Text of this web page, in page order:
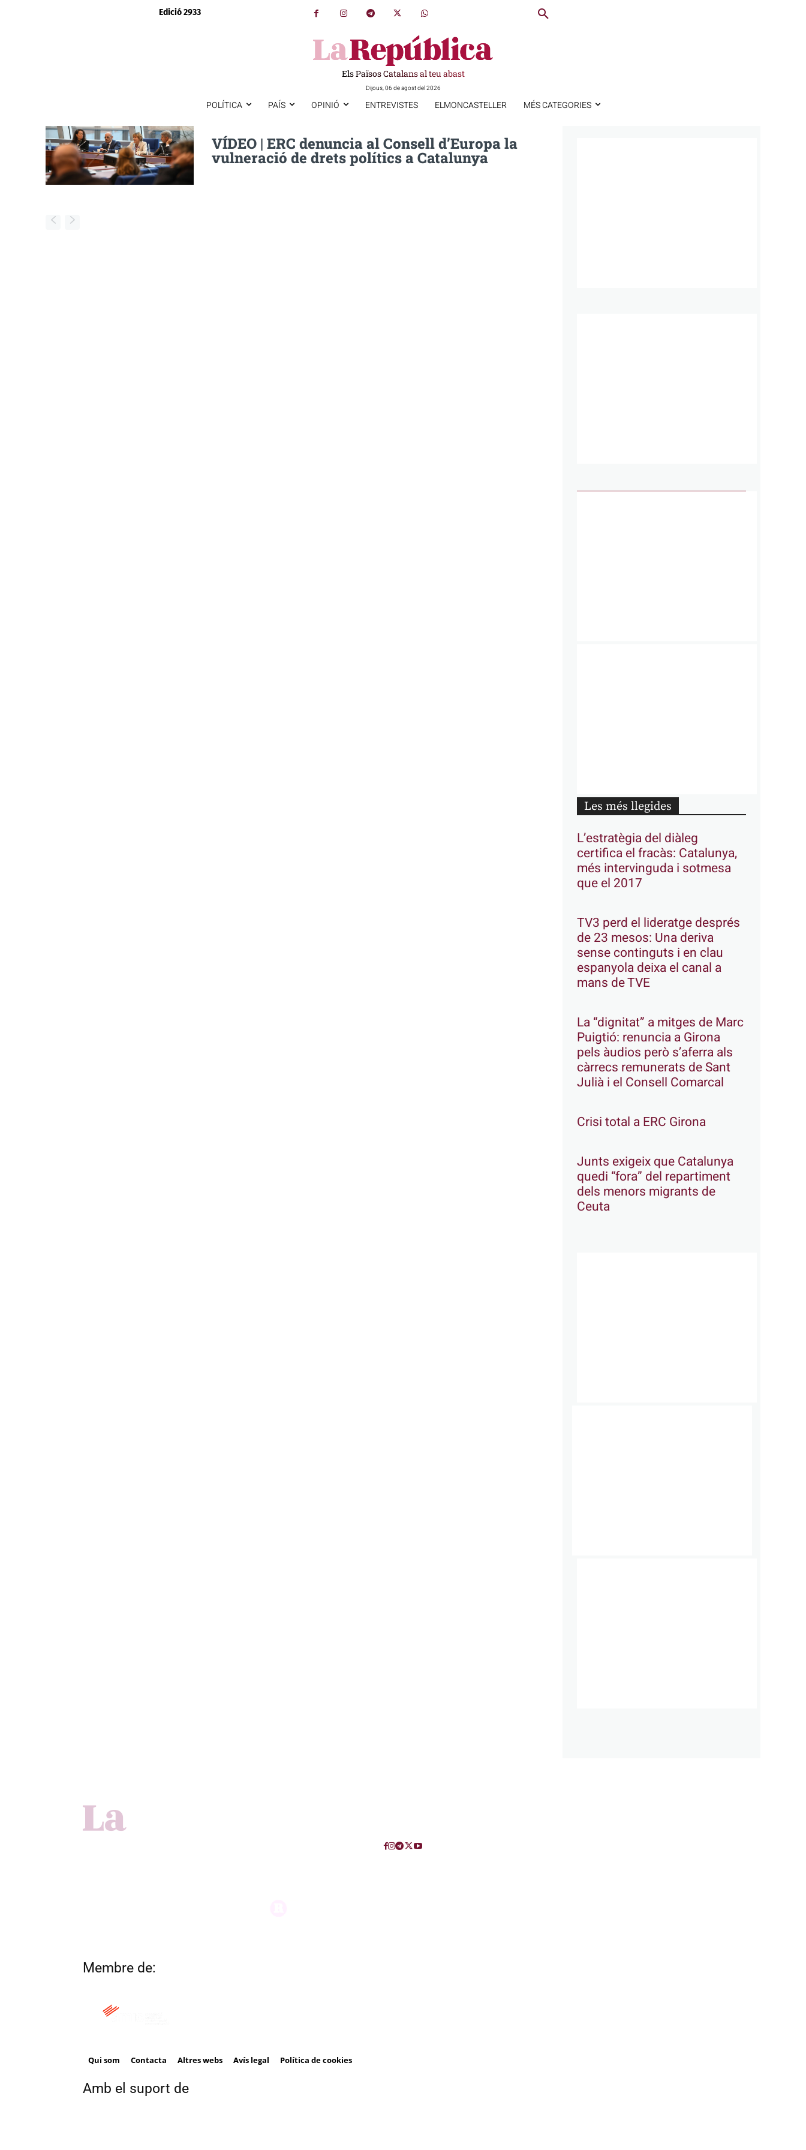
Edició 2933
Els Països Catalans al teu abast
Dijous, 06 de agost del 2026
POLÍTICA PAÍS OPINIÓ ENTREVISTES ELMONCASTELLER MÉS CATEGORIES
VÍDEO | ERC denuncia al Consell d’Europa la
vulneració de drets polítics a Catalunya
Les més llegides
L’estratègia del diàleg
certifica el fracàs: Catalunya,
més intervinguda i sotmesa
que el 2017
TV3 perd el lideratge després
de 23 mesos: Una deriva
sense continguts i en clau
espanyola deixa el canal a
mans de TVE
La “dignitat” a mitges de Marc
Puigtió: renuncia a Girona
pels àudios però s’aferra als
càrrecs remunerats de Sant
Julià i el Consell Comarcal
Crisi total a ERC Girona
Junts exigeix que Catalunya
quedi “fora” del repartiment
dels menors migrants de
Ceuta
Membre de:
Qui som Contacta Altres webs Avís legal Política de cookies
Amb el suport de